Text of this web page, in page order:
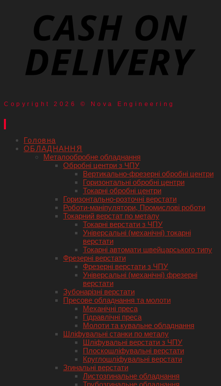
Copyright 2026 © Nova Engineering
Головна
ОБЛАДНАННЯ
Металообробне обладнання
Обробні центри з ЧПУ
Вертикально-фрезерні обробні центри
Горизонтальні обробні центри
Токарні обробні центри
Горизонтально-розточні верстати
Роботи-маніпулятори, Промислові роботи
Токарний верстат по металу
Токарні верстати з ЧПУ
Універсальні (механічні) токарні
верстати
Токарні автомати швейцарського типу
Фрезерні верстати
Фрезерні верстати з ЧПУ
Універсальні (механічні) фрезерні
верстати
Зубонарізні верстати
Пресове обладнання та молоти
Механічні преса
Гідравлічні преса
Молоти та кувальне обладнання
Шліфувальні станки по металу
Шліфувальні верстати з ЧПУ
Плоскошліфувальні верстати
Круглошліфувальні верстати
Згинальні верстати
Листозгинальне обладнання